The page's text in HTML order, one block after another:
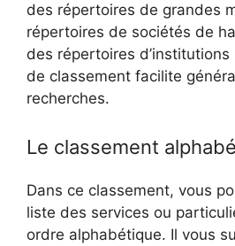
des répertoires de grandes
répertoires de sociétés de
des répertoires
de classement facilite
recherches.
Le classement
Dans ce classement, vous
liste des services ou
ordre alphabétique. Il vous